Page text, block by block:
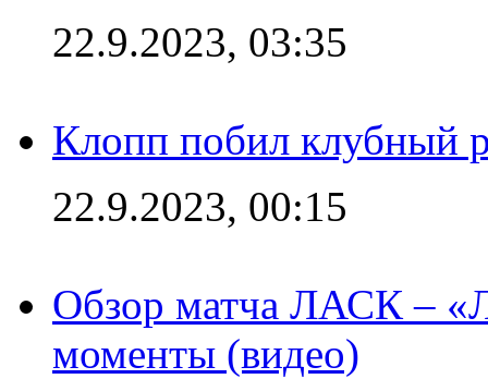
22.9.2023, 03:35
Клопп побил клубный
22.9.2023, 00:15
Обзор матча ЛАСК –
моменты (видео)